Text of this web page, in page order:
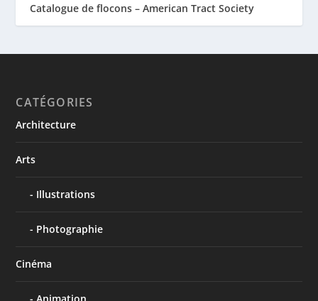
Catalogue de flocons – American Tract Society
CATÉGORIES
Architecture
Arts
Illustrations
Photographie
Cinéma